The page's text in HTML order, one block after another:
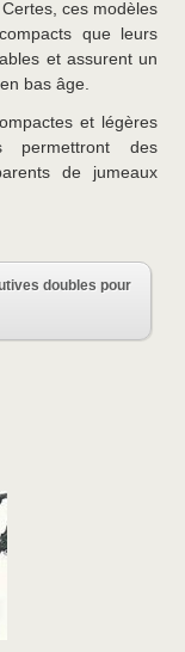
ces modèles
que leurs
et assurent un
bas âge.
et légères
permettront des
de jumeaux
doubles pour